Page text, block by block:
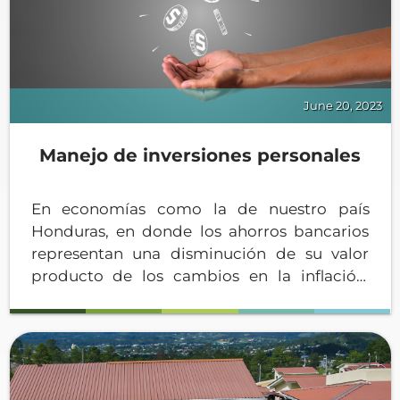
June 20, 2023
Manejo de inversiones personales
En economías como la de nuestro país
Honduras, en donde los ahorros bancarios
representan una disminución de su valor
producto de los cambios en la inflación,
inmuebles como terrenos y viviendas, se
puede destinar una parte de sus ahorros a
estas inversiones que son altamente
rentables y que representan una